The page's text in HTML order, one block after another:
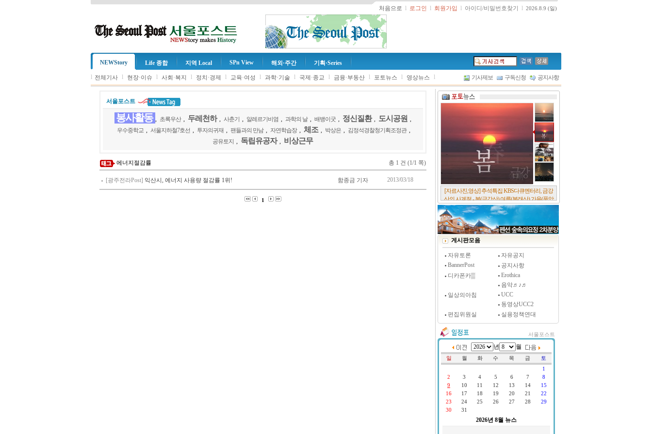
처음으로 l 로그인 l 회원가입 l 아이디/비밀번호찾기 l 2026.8.9 (일)
NEWStory Life 종합 지역 Local SPn View 해외·주간 기획·Series
l 전체기사 l 현장·이슈 l 사회·복지 l 정치·경제 l 교육·여성 l 과학·기술 l 국제·종교 l 금융·부동산 l 포토뉴스 l 영상뉴스 l 기사제보 구독신청 공지사항
서울포스트
봉사활동 초록우산 두레천하 사춘기 알레르기비염 과학의 날 배뱅이굿 정신질환 도시공원
우수중학교
서울지하철7호선 투자의귀재 팬들과의 만남 자연학습장 체조 박상은 김정석경찰청기획조정관
공유토지
독립유공자 비상근무
에너지절감률 총 1 건 (1/1 쪽)
[광주전라Post] 익산시, 에너지 사용량 절감률 1위! 함종금 기자 2013/03/18
1
[서울포스트논단] 담배에 관한 추억, 연도별 우리
나라 금연정책 및 금연구역 확대 추이, 정부가 아
무리 더 해롭다고 사기를 쳐대도 피워 본 사람은
다 안다, 전자담배시장은 10년새 폭발적 증가세..
[시사저널 인터뷰] 윤방부 연세대 의대 명예교수,
"골초에게 전자담배를 허하라"
게시판모음
자유토론
자유공지
BannerPost
공지사항
디카폰카▒
Erothica
음악♬♪♬
일상의아침
UCC
동영상UCC2
편집위원실
실용정책연대
서울포스트